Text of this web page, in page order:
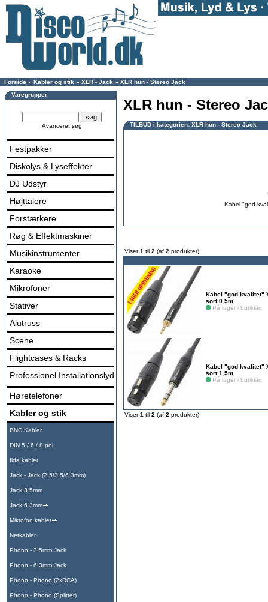
Forside » Kabler og stik » XLR - Jack » XLR hun - Stereo Jack
Varegrupper
Avanceret søg
Festpakker
Diskolys & Lyseffekter
DJ Udstyr
Højttalere
Forstærkere
Røg & Effektmaskiner
Musikinstrumenter
Karaoke
Mikrofoner
Stativer
Alutruss
Scene
Flightcases & Racks
Professionel Installationslyd
Høretelefoner
Kabler og stik
BNC Kabler
DIN 5 / 6 / 8 pol
Ilda kabler
Jack - Jack (2.5/3.5/6.3mm)
Jack 3.5mm
Jack 6.3mm
Mikrofon kabler
Netkabler
Phono - 3.5mm Jack
Phono - 6.3mm Jack
Phono - Phono (2xRCA)
Phono - Phono (Splitter)
XLR hun - Stereo
TILBUD i kategorien: XLR hun - Stereo Jack
Kabel "god
Viser1 til 2 (af 2 produkter)
Kabel "god kvalitet"
sort 0.5m
På lager i butikken
Kabel "god kvalitet"
sort 1.5m
På lager i butikken
Viser1 til 2 (af 2 produkter)